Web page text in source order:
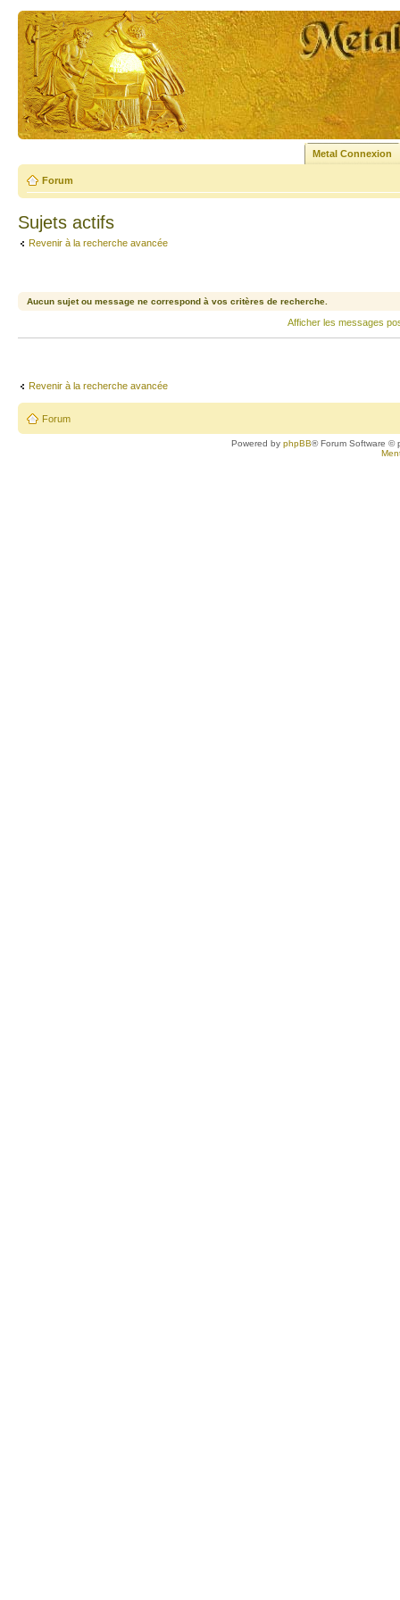
Metal Connexion
Forum
Sujets actifs
Revenir à la recherche avancée
Aucun sujet ou message ne correspond à vos critères de recherche.
Afficher les messages
Revenir à la recherche avancée
Forum
Powered byphpBB® Forum Software ©